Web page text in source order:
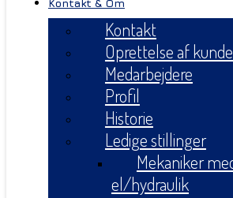
Kontakt & Om
Kontakt
Oprettelse af
Medarbejdere
Profil
Historie
Ledige stillinger
Mekaniker
el/hydraulik